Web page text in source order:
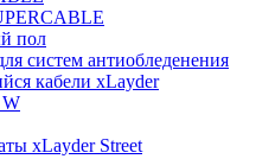
пол
систем антиобледенения
кабели xLayder
W
xLayder Street